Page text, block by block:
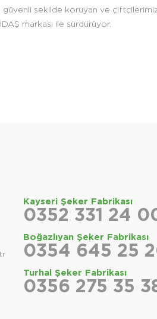
güvenli şekilde koruyan ve
markası ile sürdürüyor.
Kayseri Şeker Fabrikası
0352 331 24
Boğazlıyan Şeker Fabrikası
0354 645 25
Turhal Şeker Fabrikası
0356 275 35